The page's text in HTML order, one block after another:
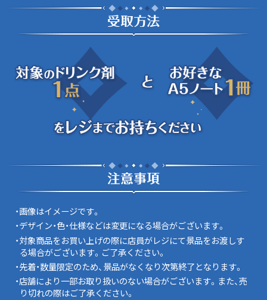
・画像はイメージです。
・デザイン・色・仕様などは変更になる場合がございます。
・対象商品をお買い上げの際に店員がレジにて景品をお渡しす
る場合がございます。ご了承ください。
・先着・数量限定のため、景品がなくなり次第終了となります。
・店舗により一部お取り扱いのない場合がございます。また、売
り切れの際はご了承ください。